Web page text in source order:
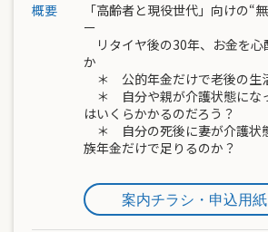
概要
「高齢者と現役世代」向けの“
ー
リタイヤ後の30年、お金を心
か
＊ 公的年金だけで老後の生
＊ 自分や親が介護状態にな
はいくらかかるのだろう？
＊ 自分の死後に妻が介護状
族年金だけで足りるのか？
案内チラシ・申込用